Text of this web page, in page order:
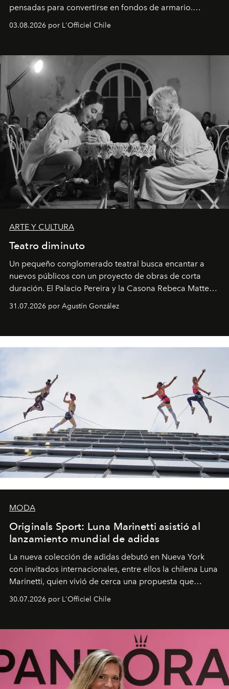
pensadas para convertirse en fondos de armario.
Disponible en Chile desde el 6 de agosto.
03.08.2026 por L'Officiel Chile
ARTE Y CULTURA
Teatro diminuto
Un pequeño conglomerado teatral busca encantar a
nuevos públicos con un proyecto de obras de corta
duración. El Palacio Pereira y la Casona Rebeca Matte
son algunos de los lugares que han albergado estas
miniobras. Sus puestas en escena son limpias; ponen el
31.07.2026 por Agustín González
MODA
Originals Sport: Luna Marinetti asistió al
lanzamiento mundial de adidas
La nueva colección de adidas debutó en Nueva York
con invitados internacionales, entre ellos la chilena Luna
Marinetti, quien vivió de cerca una propuesta que
fusiona moda y rendimiento.
30.07.2026 por L'Officiel Chile